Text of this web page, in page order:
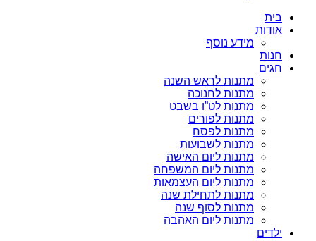
בית
אודות
מידע נוסף
חנות
חגים
מתנות לראש השנה
מתנות לחנוכה
מתנות לט”ו בשבט
מתנות לפורים
מתנות לפסח
מתנות לשבועות
מתנות ליום האישה
מתנות ליום המשפחה
מתנות ליום העצמאות
מתנות לתחילת שנה
מתנות לסוף שנה
מתנות ליום האהבה
ילדים